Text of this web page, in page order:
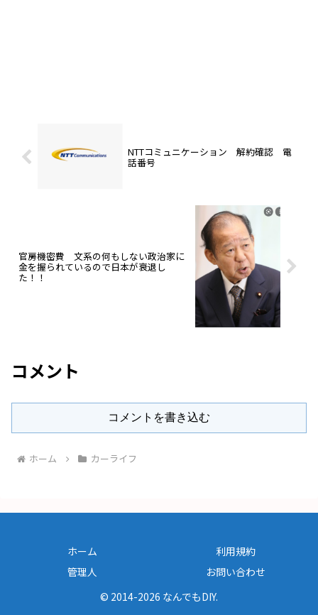
NTTコミュニケーション 解約確認 電
話番号
官房機密費 文系の何もしない政治家に
金を握られているので日本が衰退し
た！！
コメント
コメントを書き込む
ホーム カーライフ
ホーム
利用規約
管理人
お問い合わせ
© 2014-2026 なんでもDIY.